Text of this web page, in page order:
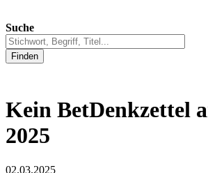
Suche
Finden
Kein BetDenkzettel
2025
02.03.2025